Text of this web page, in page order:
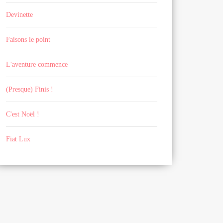
Devinette
Faisons le point
L'aventure commence
(Presque) Finis !
C'est Noël !
Fiat Lux